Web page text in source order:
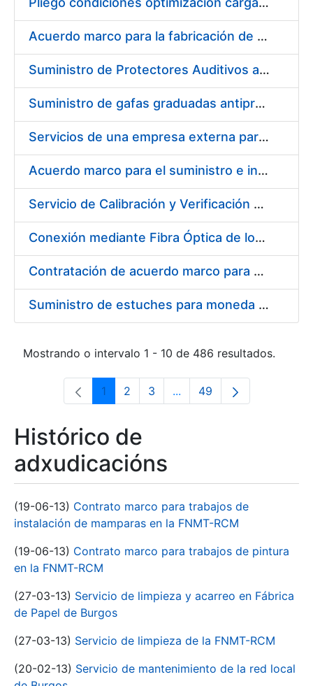
Mostrar/Ocultar
Acuerdo marco para la fabricación de piezas
Suministro de Protectores Auditivos a medida para las personas trabajadoras de los Centros de Trabajo de Madrid y Burgos
Suministro de gafas graduadas antiproyecciones para los trabajadores de la FNMT-RCM en los centros de trabajo de Madrid y Burgos
Servicios de una empresa externa para el asesoramiento y resolución de los recursos de alzada que se presentan relacionados con procesos de selección para la FNMT-RCM
Acuerdo marco para el suministro e instalación de persianas, estores y otros complementos
Servicio de Calibración y Verificación Externa de los Equipos de Medición del Servicio de Prevención de la FNMT-RCM
Conexión mediante Fibra Óptica de los Centros de Proceso de Datos (CPDs) de las sedes de la FNMT-RCM de Burgos y Madrid
Contratación de acuerdo marco para el Suministro de Material de Electricidad para la Fábrica Nacional de Moneda y Timbre-Real Casa de la Moneda en su centro de trabajo de Burgos
Suministro de estuches para moneda de 30 €
Mostrando o intervalo 1 - 10 de 486 resultados.
Páxina
1 Páxina
2 Páxina
3 ...Páxinas intermedias Use
Páxina
49
Histórico de
adxudicacións
(19-06-13) Contrato marco para trabajos de
instalación de mamparas en la FNMT-RCM
(19-06-13) Contrato marco para trabajos de pintura
en la FNMT-RCM
(27-03-13) Servicio de limpieza y acarreo en Fábrica
de Papel de Burgos
(27-03-13) Servicio de limpieza de la FNMT-RCM
(20-02-13) Servicio de mantenimiento de la red local